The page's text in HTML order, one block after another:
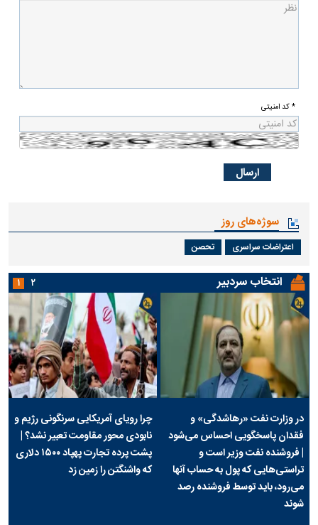
* کد امنیتی
سوژه‌های روز
اعتراضات سراسری تحصن
انتخاب سردبیر
در وزارت نفت «رهاشدگی» و
فقدان پاسخگویی احساس می‌شود
| فروشنده نفت وزیر است و
تراستی‌هایی که پول به حساب آنها
می‌رود، باید توسط فروشنده رصد
شوند
چرا رویای آمریکایی سرنگونی رژیم و
نابودی محور مقاومت تعبیر نشد؟ |
پشت پرده تجارت پهپاد‌ ۱۵۰۰ دلاری
که واشنگتن را زمین زد
۱ ۲